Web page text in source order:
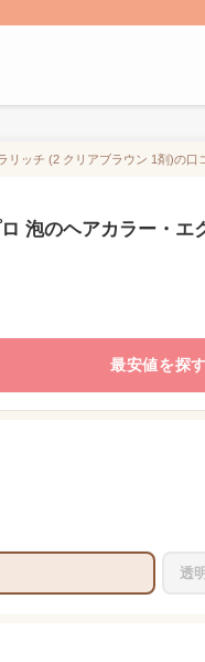
ッチ (2 クリアブラウン 1剤)の口
泡のヘアカラー・
最安値を探す
透